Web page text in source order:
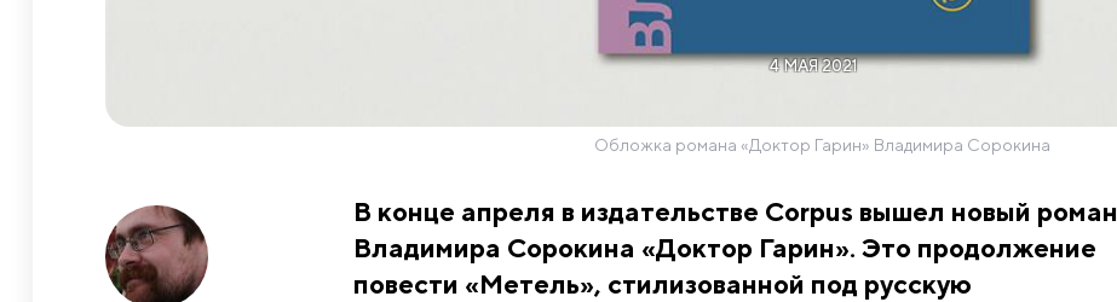
4 МАЯ 2021
Обложка романа «Доктор Гарин» Владимира Сорокина
В конце апреля в издательстве Corpus вышел новый роман
Владимира Сорокина «Доктор Гарин». Это продолжение
повести «Метель», стилизованной под русскую